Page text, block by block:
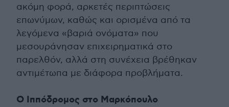
ακόμη φορά, αρκετές περιπτώσεις
επωνύμων, καθώς και ορισμένα από τα
λεγόμενα «βαριά ονόματα» που
μεσουράνησαν επιχειρηματικά στο
παρελθόν, αλλά στη συνέχεια βρέθηκαν
αντιμέτωπα με διάφορα προβλήματα.
Ο Ιππόδρομος στο Μαρκόπουλο